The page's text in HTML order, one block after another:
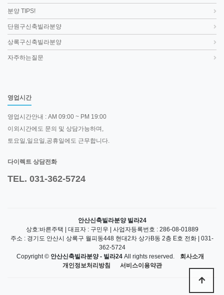
분양 TIPS!
단원구신축빌라분양
상록구신축빌라분양
자주하는질문
영업시간
영업시간안내 : AM 09:00 ~ PM 19:00
이외시간에도 문의 및 상담가능하며,
토요일,일요일,공휴일에도 근무합니다.
다이렉트 상담전화
TEL. 031-362-5724
안산신축빌라분양 빌라24
상호:바른주택 | 대표자 : 구민우 | 사업자등록번호 : 286-08-01889
주소 : 경기도 안산시 상록구 월피동448 현대2차 상가B동 2층 E호 전화 | 031-
362-5724
Copyright © 안산신축빌라분양 - 빌라24 All rights reserved.
회사소개
개인정보처리방침
서비스이용약관